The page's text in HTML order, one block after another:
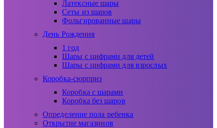
Латексные шары
Сеты из шаров
Фольгированные шары
День Рождения
1 год
Шары с цифрами для детей
Шары с цифрами для взрослых
Коробка-сюрприз
Коробка с шарами
Коробка без шаров
Определение пола ребенка
Открытие магазинов